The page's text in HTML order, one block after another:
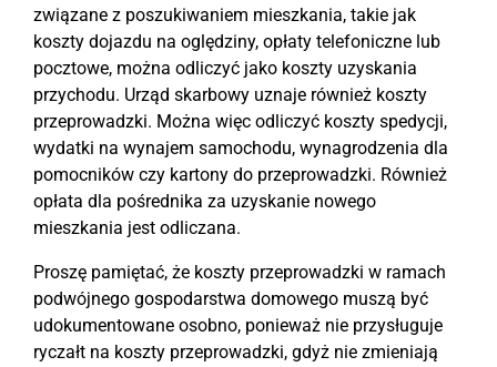
związane z poszukiwaniem mieszkania, takie jak
koszty dojazdu na oględziny, opłaty telefoniczne lub
pocztowe, można odliczyć jako koszty uzyskania
przychodu. Urząd skarbowy uznaje również koszty
przeprowadzki. Można więc odliczyć koszty spedycji,
wydatki na wynajem samochodu, wynagrodzenia dla
pomocników czy kartony do przeprowadzki. Również
opłata dla pośrednika za uzyskanie nowego
mieszkania jest odliczana.
Proszę pamiętać, że koszty przeprowadzki w ramach
podwójnego gospodarstwa domowego muszą być
udokumentowane osobno, ponieważ nie przysługuje
ryczałt na koszty przeprowadzki, gdyż nie zmieniają